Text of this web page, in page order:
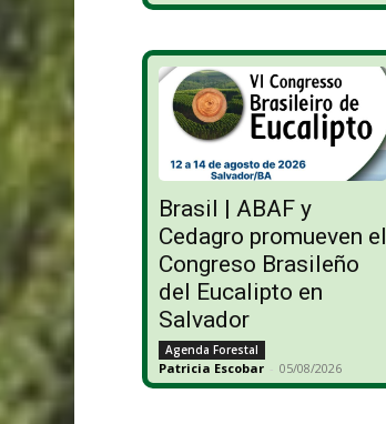
Brasil | ABAF y
Cedagro promueven el
Congreso Brasileño
del Eucalipto en
Salvador
Agenda Forestal
Patricia Escobar - 05/08/2026